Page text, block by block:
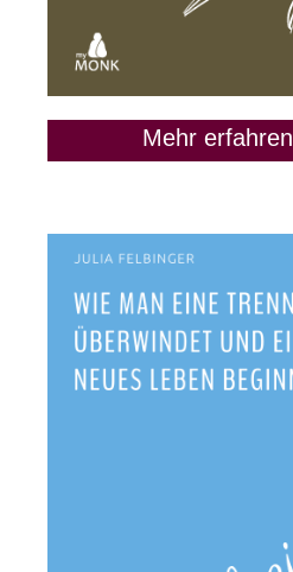
Mehr erfahren